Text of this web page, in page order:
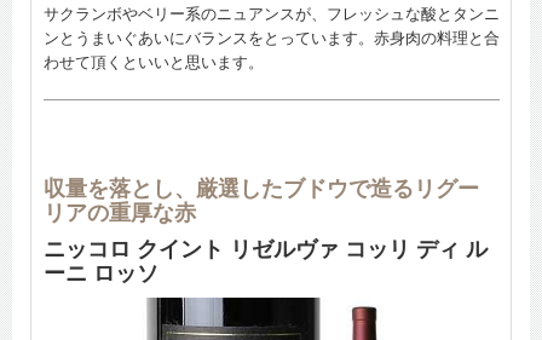
サクランボやベリー系のニュアンスが、フレッシュな酸とタンニ
ンとうまいぐあいにバランスをとっています。赤身肉の料理と合
わせて頂くといいと思います。
収量を落とし、厳選したブドウで造るリグー
リアの重厚な赤
ニッコロ クイント リゼルヴァ コッリ ディ ル
ーニ ロッソ